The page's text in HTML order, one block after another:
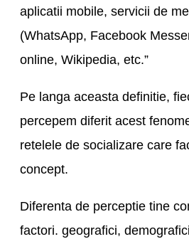
aplicatii mobile, servicii de
(WhatsApp, Facebook
online, Wikipedia, etc.”
Pe langa aceasta definitie,
percepem diferit acest
retelele de socializare care
concept.
Diferenta de perceptie tine
factori. geografici,